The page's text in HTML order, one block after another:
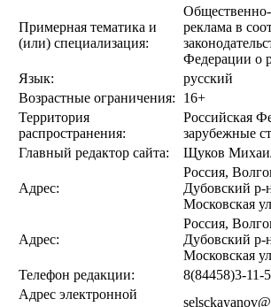
Примерная тематика и
(или) специализация:
реклама в
Федерации о
Язык:
русский
Возрастные ограничения:
16+
Территория
распространения:
Российская
зарубежные
Главный редактор сайта:
Щуков
Адрес:
Россия,
Дубовский р-
Московская
Адрес:
Россия,
Дубовский р-
Московская
Телефон редакции:
8(84458)3-11-
Адрес электронной